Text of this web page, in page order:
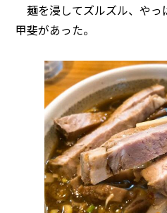
麺を浸してズルズル、やっ
甲斐があった。